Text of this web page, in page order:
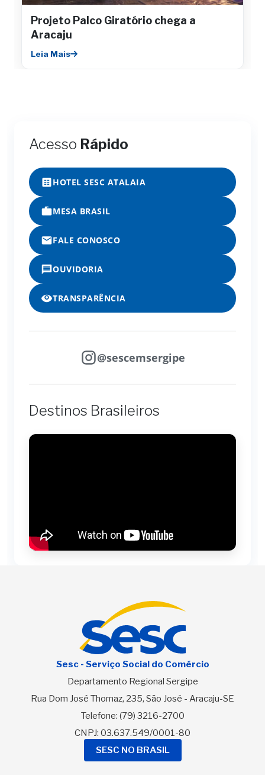
Projeto Palco Giratório chega a
Aracaju
Leia Mais
Acesso Rápido
HOTEL SESC ATALAIA
MESA BRASIL
FALE CONOSCO
OUVIDORIA
TRANSPARÊNCIA
@sescemsergipe
Destinos Brasileiros
Sesc - Serviço Social do Comércio
Departamento Regional Sergipe
Rua Dom José Thomaz, 235, São José - Aracaju-SE
Telefone: (79) 3216-2700
CNPJ: 03.637.549/0001-80
SESC NO BRASIL